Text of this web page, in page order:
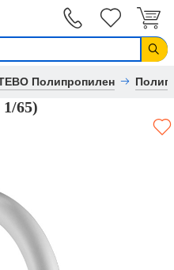
Полипропилен
65)